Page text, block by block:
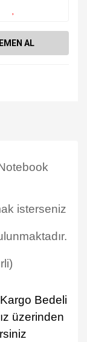
AL
isterseniz
Bedeli
üzerinden